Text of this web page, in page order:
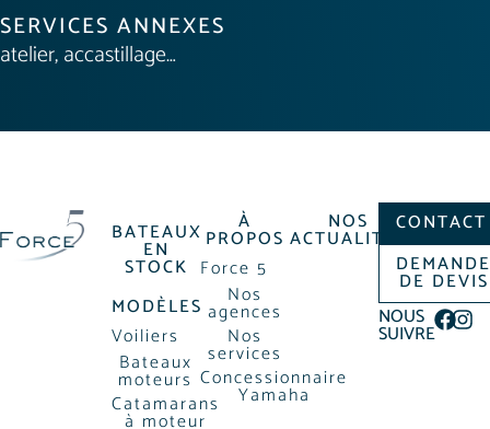
SERVICES ANNEXES
atelier, accastillage…
BATEAUX
EN
STOCK
MODÈLES
Voiliers
Bateaux
moteurs
Catamarans
à moteur
À
PROPOS
Force 5
Nos
agences
Nos
services
Concessionnaire
Yamaha
NOS
ACTUALITÉS
CONTACT
DE DEVIS
NOUS
SUIVRE